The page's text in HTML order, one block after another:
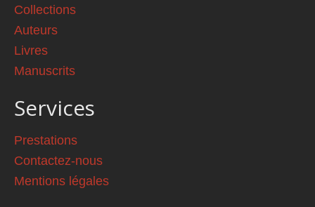
Collections
Auteurs
Livres
Manuscrits
Services
Prestations
Contactez-nous
Mentions légales